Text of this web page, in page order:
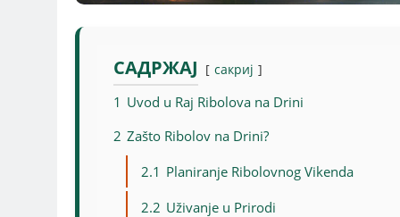
САДРЖАЈ сакриј
1 Uvod u Raj Ribolova na Drini
2 Zašto Ribolov na Drini?
2.1 Planiranje Ribolovnog Vikenda
2.2 Uživanje u Prirodi